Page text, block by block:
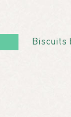
Biscuits